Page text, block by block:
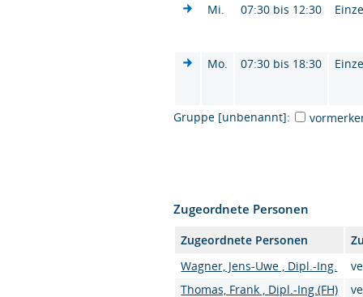
Mi. 07:30 bis 12:30
Mo. 07:30 bis 18:30
Gruppe [unbenannt]:
Zugeordnete Personen
Zugeordnete Personen
Wagner, Jens-Uwe , Dipl.-Ing.
Thomas, Frank , Dipl.-Ing.(FH)